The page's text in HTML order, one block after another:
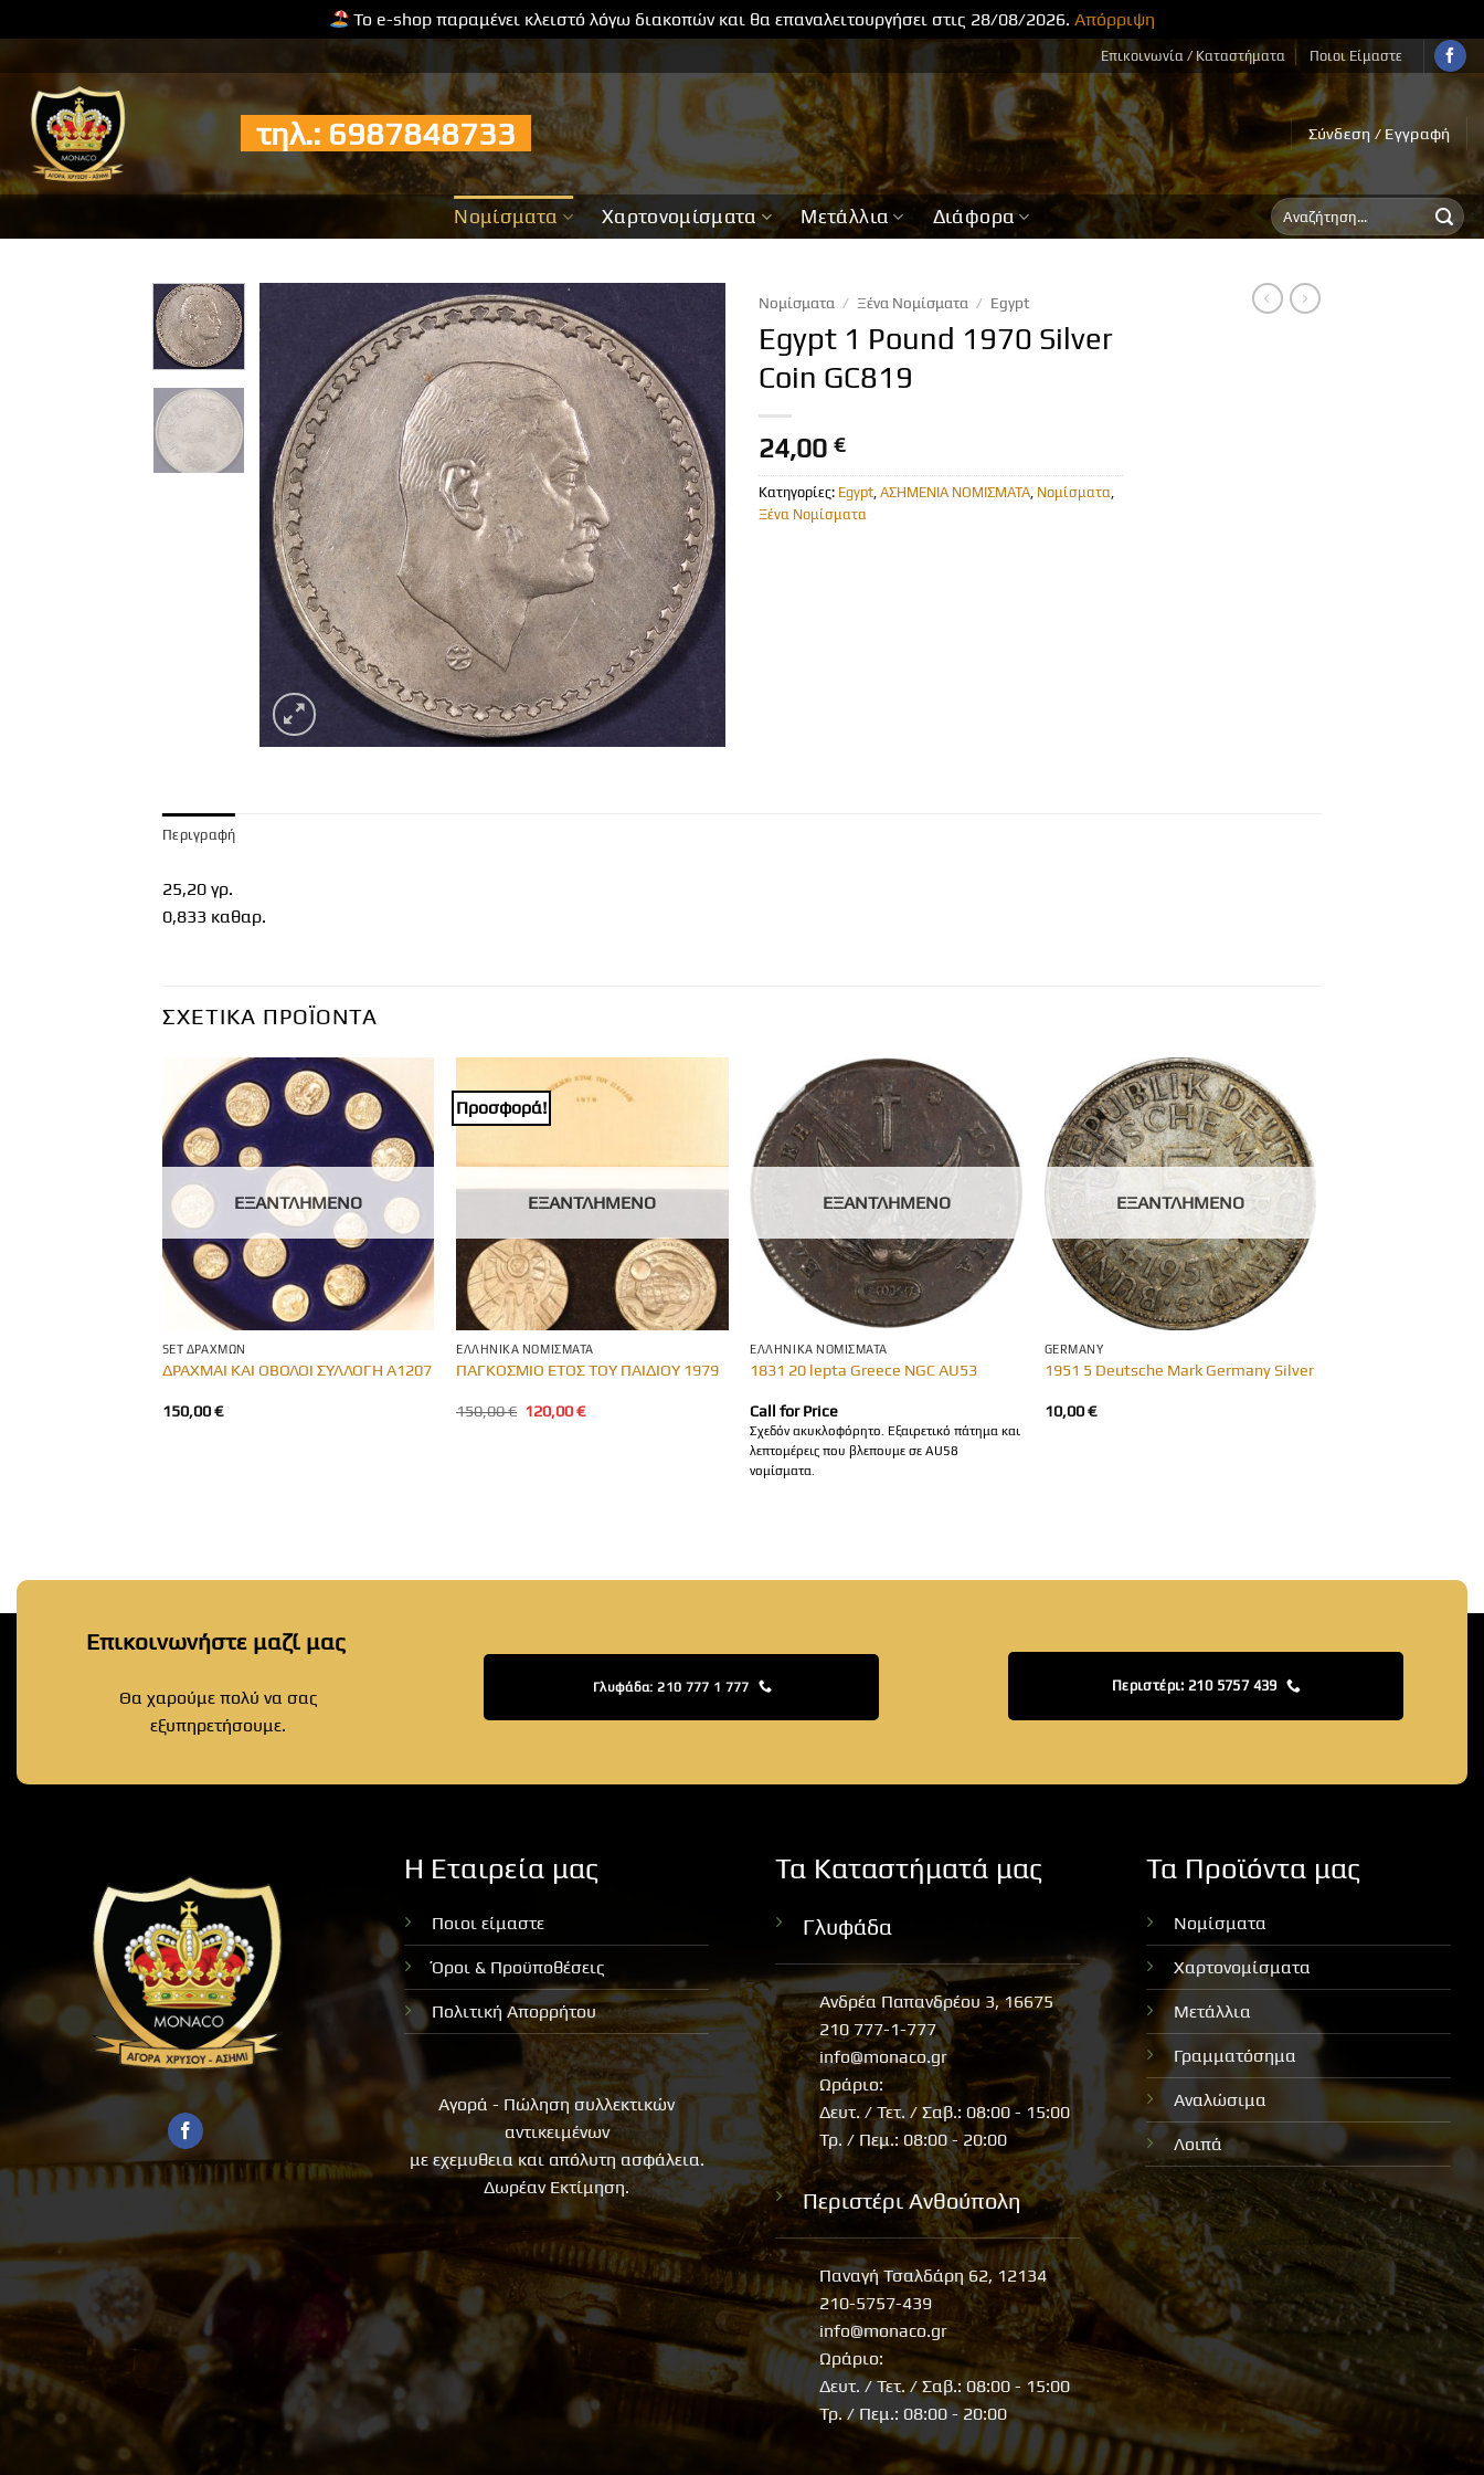
Το e-shop παραμένει κλειστό λόγω διακοπών και θα επαναλειτουργήσει στις 28/08/2026.Απόρριψη
στο
περιεχόμενο
Επικοινωνία / Καταστήματα Ποιοι Είμαστε
τηλ.: 6987848733 Σύνδεση / Εγγραφή
Νομίσματα Χαρτονομίσματα Μετάλλια Διάφορα
Αναζήτηση
για:
Νομίσματα / Ξένα Νομίσματα / Egypt
Egypt 1 Pound 1970 Silver
Coin GC819
24,00 €
Κατηγορίες: Egypt ΑΣΗΜΕΝΙΑ ΝΟΜΙΣΜΑΤΑ Νομίσματα
Ξένα Νομίσματα
Περιγραφή
25,20 γρ.
0,833 καθαρ.
ΣΧΕΤΙΚΆ ΠΡΟΪΌΝΤΑ
ΕΞΑΝΤΛΗΜΈΝΟ
SET ΔΡΑΧΜΏΝ
ΔΡΑΧΜΑΙ ΚΑΙ ΟΒΟΛΟΙ ΣΥΛΛΟΓΗ Α1207
150,00€
Προσφορά!
ΕΞΑΝΤΛΗΜΈΝΟ
ΕΛΛΗΝΙΚΆ ΝΟΜΊΣΜΑΤΑ
ΠΑΓΚΟΣΜΙΟ ΕΤΟΣ ΤΟΥ ΠΑΙΔΙΟΥ 1979
150,00€ Original
120,00€Η
ΕΞΑΝΤΛΗΜΈΝΟ
ΕΛΛΗΝΙΚΆ ΝΟΜΊΣΜΑΤΑ
1831 20 lepta Greece NGC AU53
Call for Price
Σχεδόν ακυκλοφόρητο. Εξαιρετικό πάτημα και
λεπτομέρεις που βλεπουμε σε AU58
νομίσματα.
ΕΞΑΝΤΛΗΜΈΝΟ
GERMANY
1951 5 Deutsche Mark Germany Silver
10,00€
Επικοινωνήστε μαζί μας
Θα χαρούμε πολύ να σας
εξυπηρετήσουμε.
Γλυφάδα: 210 777 1 777 Περιστέρι: 210 5757 439
Η Εταιρεία μας
Ποιοι είμαστε
Όροι & Προϋποθέσεις
Πολιτική Απορρήτου
Αγορά - Πώληση συλλεκτικών
αντικειμένων
με εχεμυθεια και απόλυτη ασφάλεια.
Δωρέαν Εκτίμηση.
Τα Καταστήματά μας
Γλυφάδα
Ανδρέα Παπανδρέου 3, 16675
210 777-1-777
info@monaco.gr
Ωράριο:
Δευτ. / Τετ. / Σαβ.: 08:00 - 15:00
Τρ. / Πεμ.: 08:00 - 20:00
Περιστέρι Ανθούπολη
Παναγή Τσαλδάρη 62, 12134
210-5757-439
info@monaco.gr
Ωράριο:
Δευτ. / Τετ. / Σαβ.: 08:00 - 15:00
Τρ. / Πεμ.: 08:00 - 20:00
Τα Προϊόντα μας
Νομίσματα
Χαρτονομίσματα
Μετάλλια
Γραμματόσημα
Αναλώσιμα
Λοιπά